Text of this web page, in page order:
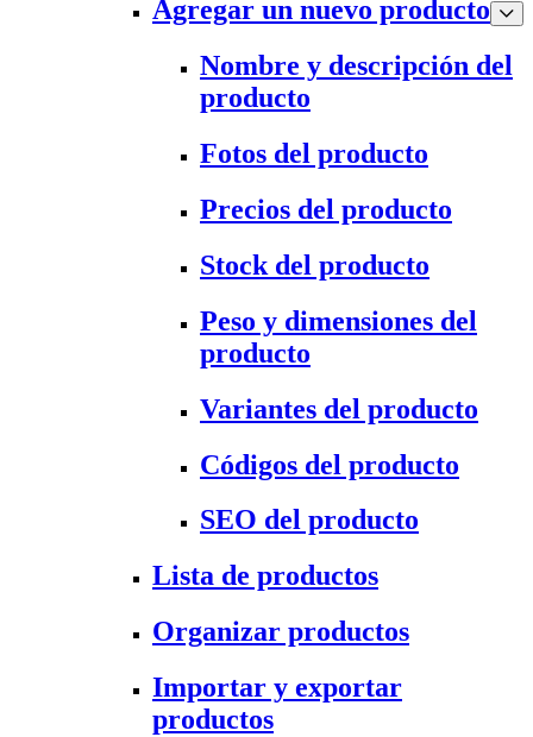
Agregar un nuevo producto
Nombre y descripción del
producto
Fotos del producto
Precios del producto
Stock del producto
Peso y dimensiones del
producto
Variantes del producto
Códigos del producto
SEO del producto
Lista de productos
Organizar productos
Importar y exportar
productos